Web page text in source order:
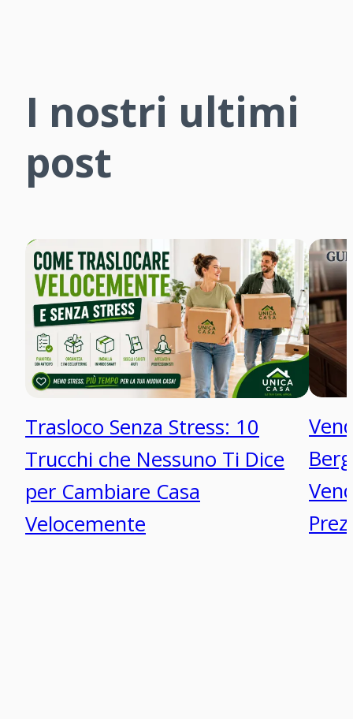
I nostri ultimi
post
Trasloco Senza Stress: 10
Trucchi che Nessuno Ti Dice
per Cambiare Casa
Velocemente